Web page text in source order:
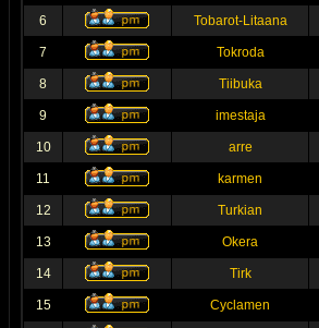
6 Tobarot-Litaana
7 Tokroda
8 Tiibuka
9 imestaja
10 arre
11 karmen
12 Turkian
13 Okera
14 Tirk
15 Cyclamen